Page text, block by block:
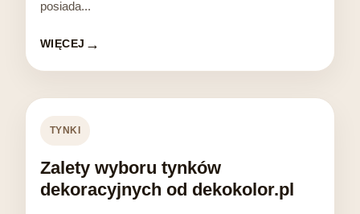
posiada...
WIĘCEJ
TYNKI
Zalety wyboru tynków
dekoracyjnych od dekokolor.pl